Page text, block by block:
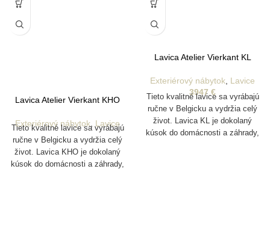
Lavica Atelier Vierkant KHO
Exteriérový nábytok, Lavice
Tieto kvalitné lavice sa vyrábajú
ručne v Belgicku a vydržia celý
život. Lavica KHO je dokolaný
kúsok do domácnosti a záhrady,
Lavica Atelier Vierkant KL
Exteriérový nábytok Lavice
3947 €
Tieto kvalitné lavice sa vyrábajú
ručne v Belgicku a vydržia celý
život. Lavica KL je dokolaný
kúsok do domácnosti a záhrady,